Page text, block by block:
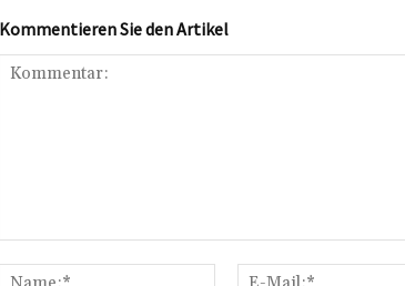
Kommentieren Sie den Artikel
Name:*